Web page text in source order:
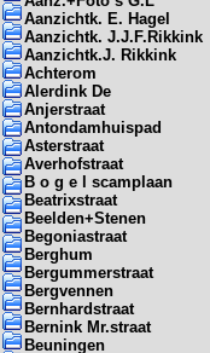
Aanzichtk. E. Hagel
Aanzichtk. J.J.F.Rikkink
Aanzichtk.J. Rikkink
Achterom
Alerdink De
Anjerstraat
Antondamhuispad
Asterstraat
Averhofstraat
B o g e l scamplaan
Beatrixstraat
Beelden+Stenen
Begoniastraat
Berghum
Bergummerstraat
Bergvennen
Bernhardstraat
Bernink Mr.straat
Beuningen